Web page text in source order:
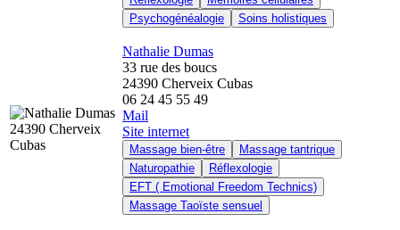
Psychogénéalogie
Soins holistiques
Nathalie Dumas
33 rue des boucs
24390 Cherveix Cubas
06 24 45 55 49
Mail
Site internet
Massage bien-être
Massage tantrique
Naturopathie
Réflexologie
EFT ( Emotional Freedom Technics)
Massage Taoïste sensuel